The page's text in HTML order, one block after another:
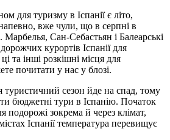
для туризму в Іспанії є літо,
вже чули, що в серпні в
Марбелья, Сан-Себастьян і Балеарські
курортів Іспанії для
та інші розкішні місця для
почитати у нас у блозі.
туристичний сезон йде на спад, тому
бюджетні тури в Іспанію. Початок
подорожі зокрема й через клімат,
Іспанії температура перевищує